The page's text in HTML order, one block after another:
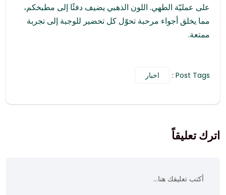
على عمليّة الطهي. اللون الذهبي يضيف دفئًا إلى مطبخكم،
مما يخلق أجواء مرحبة تحوّل كل تحضير للوجبة إلى تجربة
ممتعة.
Post Tags : اخبار
اترك تعليقاً